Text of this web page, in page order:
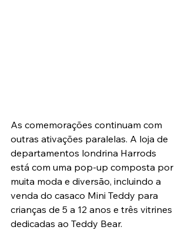
As comemorações continuam com
outras ativações paralelas. A loja de
departamentos londrina Harrods
está com uma pop-up composta por
muita moda e diversão, incluindo a
venda do casaco Mini Teddy para
crianças de 5 a 12 anos e três vitrines
dedicadas ao Teddy Bear.